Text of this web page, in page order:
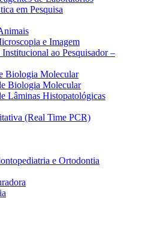
em Pesquisa
e Imagem
ao Pesquisador –
Biologia Molecular
Biologia Molecular
Lâminas Histopatológicas
(Real Time PCR)
e Ortodontia